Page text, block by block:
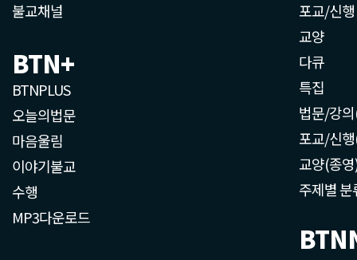
불교채널
BTN+
BTNPLUS
오늘의법문
마음울림
이야기불교
수행
MP3다운로드
포교/신행
교양
다큐
특집
법문/강
포교/신
교양(종
주제별 분